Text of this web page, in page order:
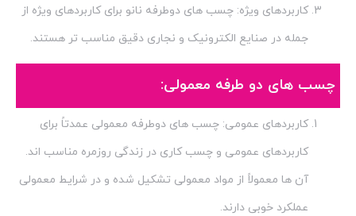
کاربردهای ویژه: چسب های دوطرفه نانو برای کاربردهای ویژه از
جمله در صنایع الکترونیک و نجاری دقیق مناسب تر هستند.
چسب های دو طرفه معمولی:
کاربردهای عمومی: چسب های دوطرفه معمولی عمدتاً برای
کاربردهای عمومی و چسب کاری در زندگی روزمره مناسب اند.
آن ها معمولاً از مواد معمولی تشکیل شده و در شرایط معمولی
عملکرد خوبی دارند.